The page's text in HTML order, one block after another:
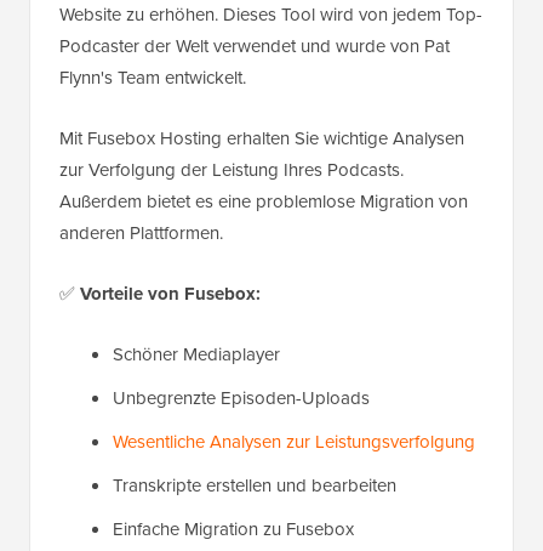
Website zu erhöhen. Dieses Tool wird von jedem Top-
Podcaster der Welt verwendet und wurde von Pat
Flynn's Team entwickelt.
Mit Fusebox Hosting erhalten Sie wichtige Analysen
zur Verfolgung der Leistung Ihres Podcasts.
Außerdem bietet es eine problemlose Migration von
anderen Plattformen.
✅Vorteile von Fusebox:
Schöner Mediaplayer
Unbegrenzte Episoden-Uploads
Wesentliche Analysen zur Leistungsverfolgung
Transkripte erstellen und bearbeiten
Einfache Migration zu Fusebox